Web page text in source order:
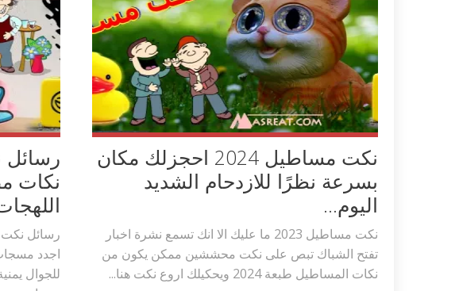
نكات
اجدد
للجوال
نكت مساطيل 2024 احجزلك مكان
بسرعة نظرًا للازدحام الشديد
اليوم...
نكت مساطيل 2023 ما عليك الا انك تسمع نشرة اخبار
تفتح الشباك تبص على نكت محششين ممكن يكون من
نكات المساطيل طبعة 2024 ويحكيلك اروع نكت هنا...
طريقة تحضير حلاوة المولد النبوي مع
وصفات بالفيديو والصور...
اكلات عيد الاضحى 2023 وصفات طبخ